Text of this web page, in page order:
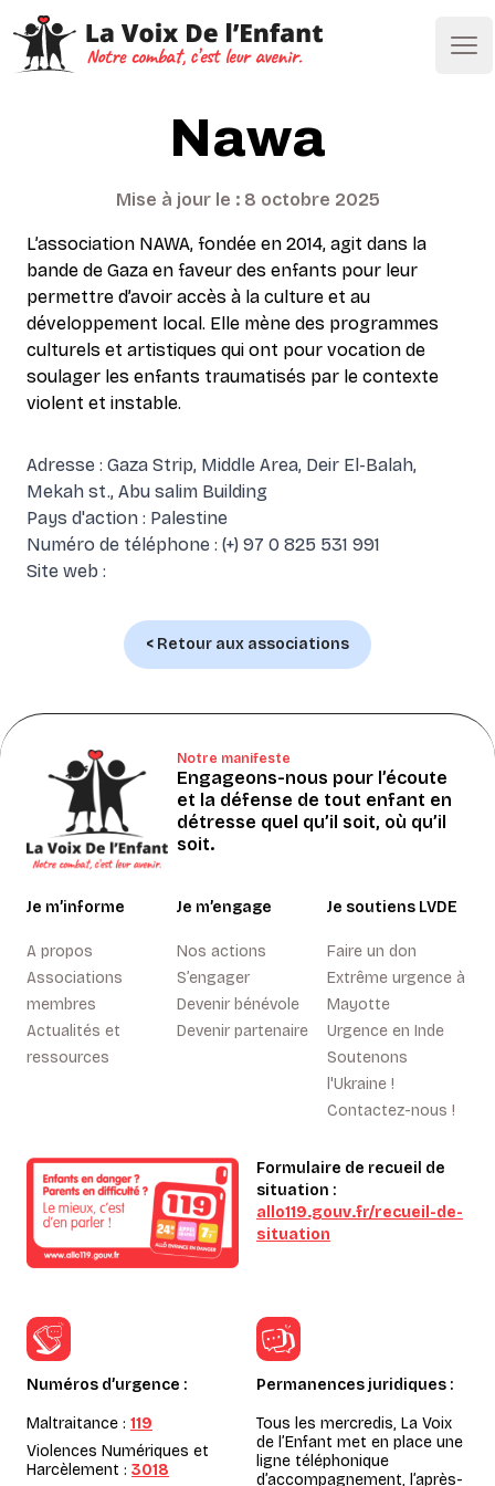
Nawa
Mise à jour le : 8 octobre 2025
L’association NAWA, fondée en 2014, agit dans la
bande de Gaza en faveur des enfants pour leur
permettre d’avoir accès à la culture et au
développement local. Elle mène des programmes
culturels et artistiques qui ont pour vocation de
soulager les enfants traumatisés par le contexte
violent et instable.
Adresse : Gaza Strip, Middle Area, Deir El-Balah,
Mekah st., Abu salim Building
Pays d'action : Palestine
Numéro de téléphone : (+) 97 0 825 531 991
Site web :
< Retour aux associations
Notre manifeste
Engageons-nous pour l’écoute
et la défense de tout enfant en
détresse quel qu’il soit, où qu’il
soit.
Je m’informe
A propos
Associations
membres
Actualités et
ressources
Je m’engage
Nos actions
S’engager
Devenir bénévole
Devenir partenaire
Je soutiens LVDE
Faire un don
Extrême urgence à
Mayotte
Urgence en Inde
Soutenons
l'Ukraine !
Contactez-nous !
Formulaire de recueil de
situation :
allo119.gouv.fr/recueil-de-
situation
Numéros d’urgence :
Maltraitance : 119
Violences Numériques et
Harcèlement : 3018
Permanences juridiques :
Tous les mercredis, La Voix
de l’Enfant met en place une
ligne téléphonique
d’accompagnement, l’après-